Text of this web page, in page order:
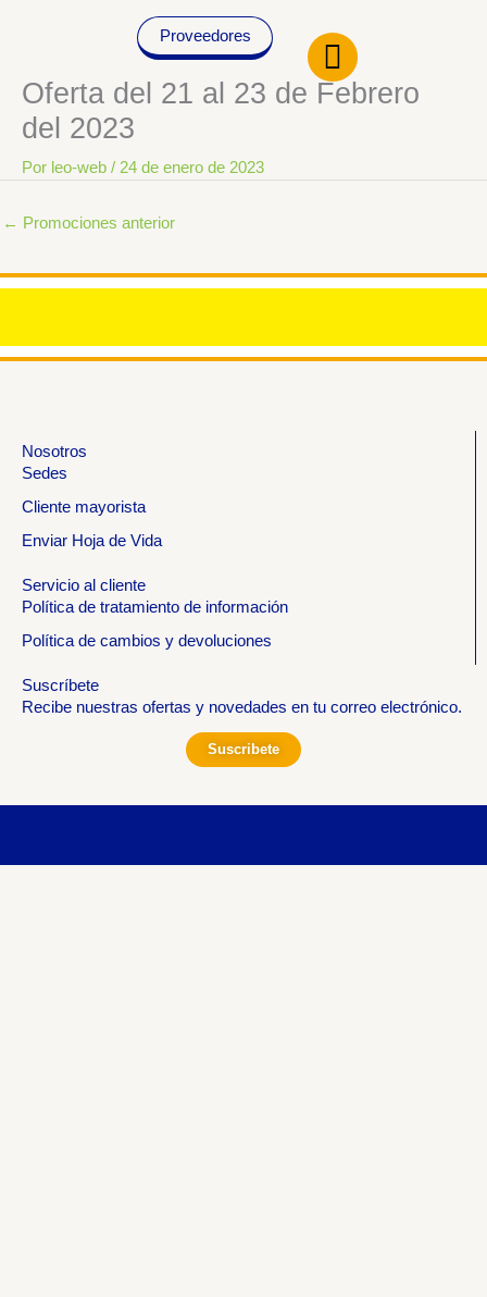
Proveedores
Oferta del 21 al 23 de Febrero
del 2023
Por leo-web / 24 de enero de 2023
← Promociones anterior
Nosotros
Sedes
Cliente mayorista
Enviar Hoja de Vida
Servicio al cliente
Política de tratamiento de información
Política de cambios y devoluciones
Suscríbete
Recibe nuestras ofertas y novedades en tu correo electrónico.
Suscribete